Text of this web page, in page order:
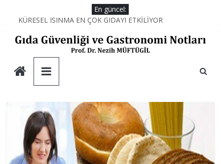
content
En güncel:
KÜRESEL ISINMA EN ÇOK GIDAYI ETKİLİYOR
YEMEĞİN KİMYASI
AŞÇILARIN MUTFAKTAKİ SAVAŞI
Gıda
Güvenliği
ve
Gastronomi